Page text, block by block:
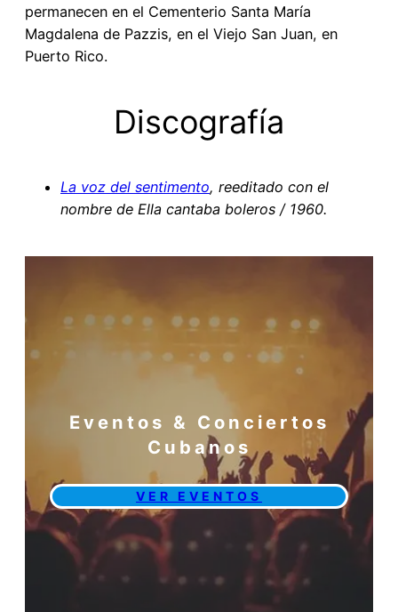
permanecen en el Cementerio Santa María
Magdalena de Pazzis, en el Viejo San Juan, en
Puerto Rico.
Discografía
La voz del sentimento, reeditado con el
nombre de Ella cantaba boleros / 1960.
Eventos & Conciertos
Cubanos
VER EVENTOS